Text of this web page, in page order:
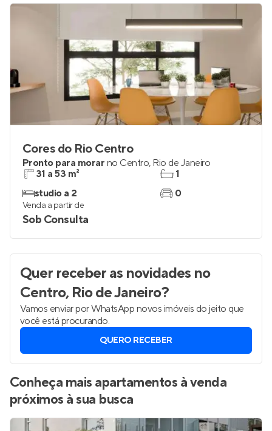
Cores do Rio Centro
Pronto para morar no Centro, Rio de Janeiro
31 a 53 m²
studio a 2
1
0
Venda a partir de
Sob Consulta
Quer receber as novidades no
Centro, Rio de Janeiro?
Vamos enviar por WhatsApp novos imóveis do jeito que
você está procurando.
QUERO RECEBER
Conheça mais apartamentos à venda
próximos à sua busca